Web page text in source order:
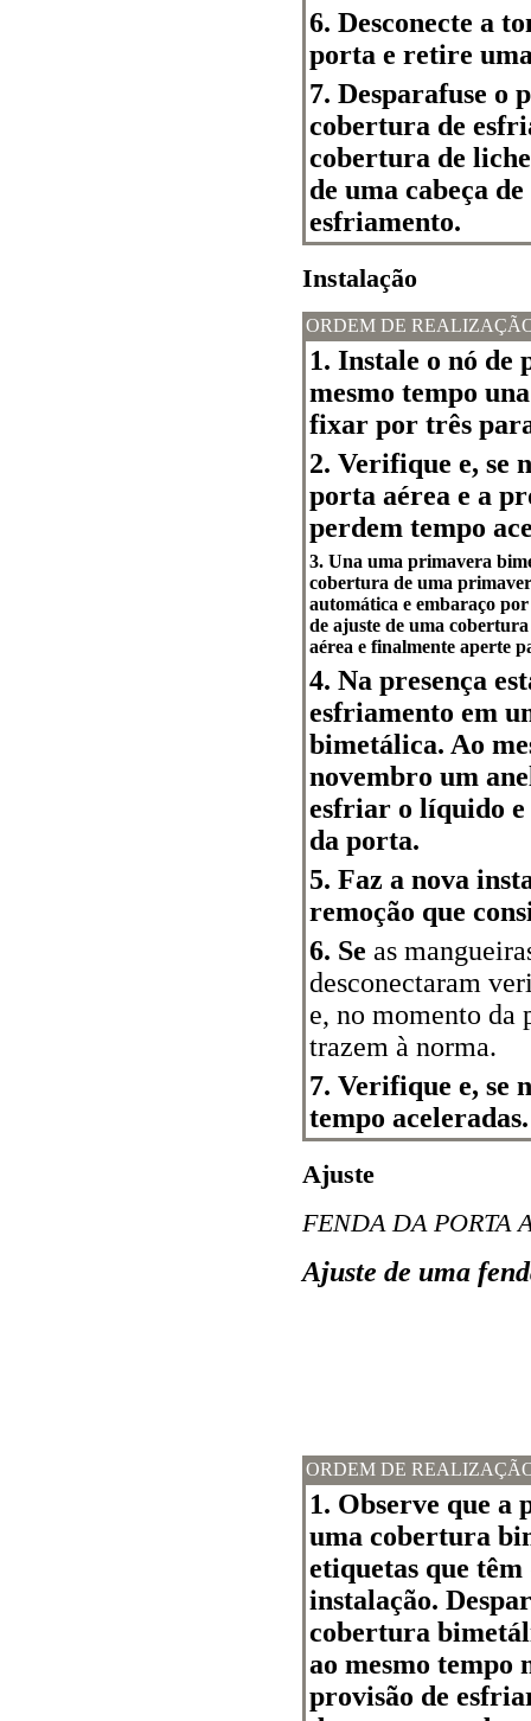
6. Desconecte a
porta e retire
7. Desparafuse o
cobertura de
cobertura de
de uma cabeça
esfriamento.
Instalação
ORDEM DE
1. Instale o nó de
mesmo tempo
fixar por três
2. Verifique e, se
porta aérea e a
perdem tempo
3. Una uma primavera
cobertura de uma
automática e embaraço
de ajuste de uma
aérea e finalmente aperte
4. Na presença
esfriamento em
bimetálica. Ao
novembro um
esfriar o líquido e
da porta.
5. Faz a nova
remoção que
6. Se as
desconectaram
e, no momento da
trazem à norma.
7. Verifique e, se
tempo aceleradas.
Ajuste
FENDA DA PORTA
Ajuste de uma
ORDEM DE
1. Observe que a
uma cobertura
etiquetas que
instalação.
cobertura
ao mesmo tempo
provisão de